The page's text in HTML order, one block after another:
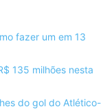
fazer um em 13
135 milhões nesta
do gol do Atlético-